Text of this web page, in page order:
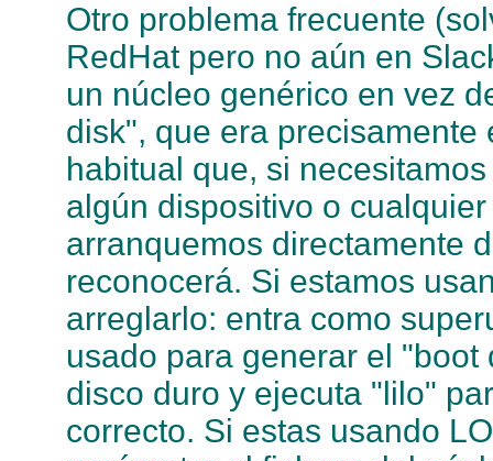
Otro problema frecuente
RedHat pero no aún en
un núcleo genérico en vez
disk", que era
habitual que, si
algún dispositivo o
arranquemos directamente
reconocerá. Si estamos
arreglarlo: entra como
usado para generar el
disco duro y ejecuta "lilo"
correcto. Si estas usando